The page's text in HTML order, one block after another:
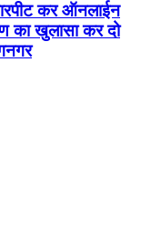
कर ऑनलाईन
खुलासा कर दो